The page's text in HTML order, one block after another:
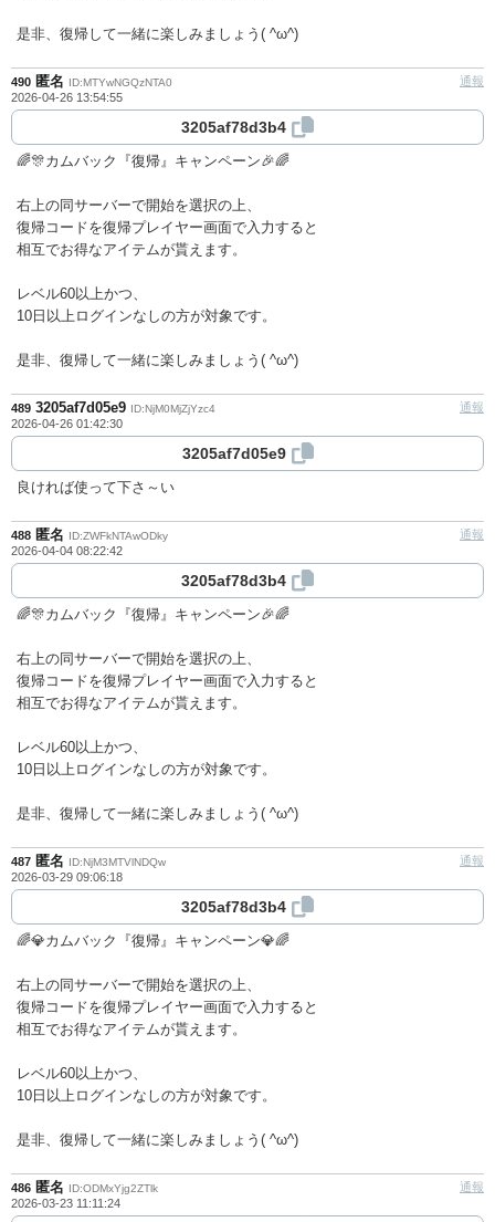
是非、復帰して一緒に楽しみましょう( ^ω^)
490 匿名 ID:MTYwNGQzNTA0
2026-04-26 13:54:55
通報
3205af78d3b4
🌈🎊カムバック『復帰』キャンペーン🎉🌈
右上の同サーバーで開始を選択の上、
復帰コードを復帰プレイヤー画面で入力すると
相互でお得なアイテムが貰えます。
レベル60以上かつ、
10日以上ログインなしの方が対象です。
是非、復帰して一緒に楽しみましょう( ^ω^)
489 3205af7d05e9 ID:NjM0MjZjYzc4
2026-04-26 01:42:30
通報
3205af7d05e9
良ければ使って下さ～い
488 匿名 ID:ZWFkNTAwODky
2026-04-04 08:22:42
通報
3205af78d3b4
🌈🎊カムバック『復帰』キャンペーン🎉🌈
右上の同サーバーで開始を選択の上、
復帰コードを復帰プレイヤー画面で入力すると
相互でお得なアイテムが貰えます。
レベル60以上かつ、
10日以上ログインなしの方が対象です。
是非、復帰して一緒に楽しみましょう( ^ω^)
487 匿名 ID:NjM3MTVlNDQw
2026-03-29 09:06:18
通報
3205af78d3b4
🌈💎カムバック『復帰』キャンペーン💎🌈
右上の同サーバーで開始を選択の上、
復帰コードを復帰プレイヤー画面で入力すると
相互でお得なアイテムが貰えます。
レベル60以上かつ、
10日以上ログインなしの方が対象です。
是非、復帰して一緒に楽しみましょう( ^ω^)
486 匿名 ID:ODMxYjg2ZTlk
2026-03-23 11:11:24
通報